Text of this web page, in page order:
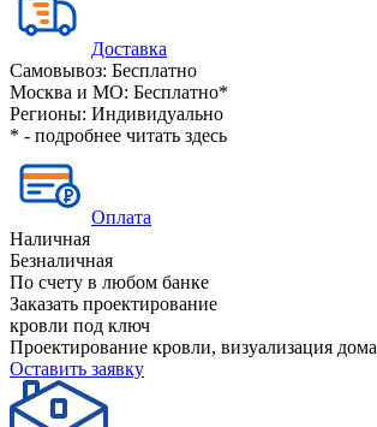
Доставка
Самовывоз: Бесплатно
Москва и МО: Бесплатно*
Регионы: Индивидуально
* - подробнее читать здесь
Оплата
Наличная
Безналичная
По счету в любом банке
Заказать проектирование
кровли под ключ
Проектирование кровли, визуализация дома
Оставить заявку